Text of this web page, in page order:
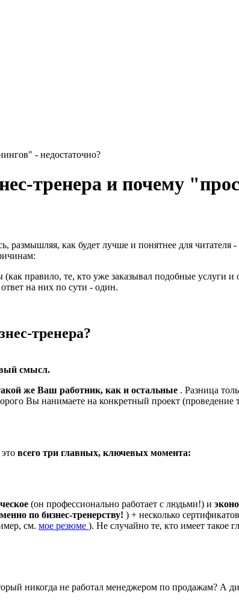
- недостаточно?
тренера и почему
размышляя, как будет лучше и понятнее для
правило, те, кто уже заказывал подобные услуги и
на них по сути - один.
тренера?
смысл.
же Ваш работник, как и остальные . Разница
Вы нанимаете на конкретный проект
всего три главных, ключевых момента:
(он профессионально работает с людьми!) и
по бизнес-тренерству! ) + несколько
см. мое резюме ). Не случайно те, кто имеет такое
никогда не работал менеджером по продажам? А